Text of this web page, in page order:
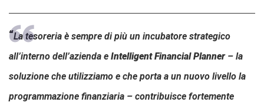
“La tesoreria è sempre di più un incubatore strategico
all’interno dell’azienda e Intelligent Financial Planner– la
soluzione che utilizziamo e che porta a un nuovo livello la
programmazione finanziaria – contribuisce fortemente